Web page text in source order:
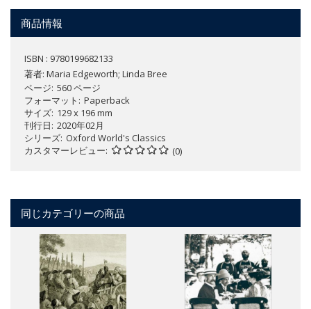
商品情報
ISBN : 9780199682133
著者: Maria Edgeworth; Linda Bree
ページ 560 ページ
フォーマット
Paperback
サイズ 129 x 196 mm
刊行日 2020年02月
シリーズ Oxford World's Classics
カスタマーレビュー
(0)
同じカテゴリーの商品